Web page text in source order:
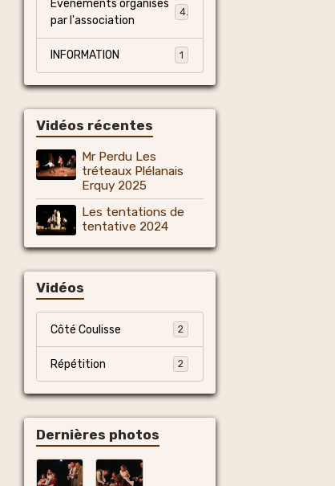
Événements organisés
par l'association
4
INFORMATION 1
Vidéos récentes
Mr Perdu Les
tréteaux Plélanais
Erquy 2025
Les tentations de
tentative 2024
Vidéos
Côté Coulisse 2
Répétition 2
Dernières photos